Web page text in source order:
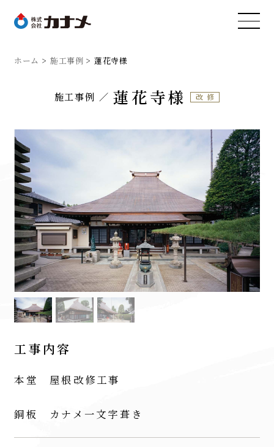
ホーム 施工事例 蓮花寺様
施工事例 蓮花寺様 改修
工事内容
本堂 屋根改修工事
銅板 カナメ一文字葺き